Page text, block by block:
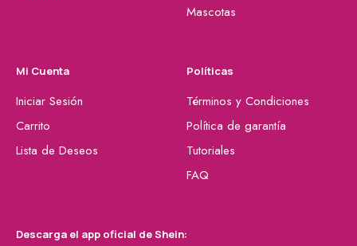
Mascotas
Mi Cuenta
Iniciar Sesión
Carrito
Lista de Deseos
Políticas
Términos y Condiciones
Política de garantía
Tutoriales
FAQ
Descarga el app oficial de Shein: